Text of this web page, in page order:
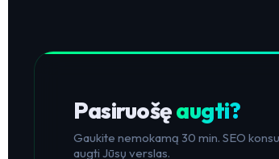
Pasiruošęaugti?
Gaukite nemokamą 30 min. SEO
augti Jūsų verslas.